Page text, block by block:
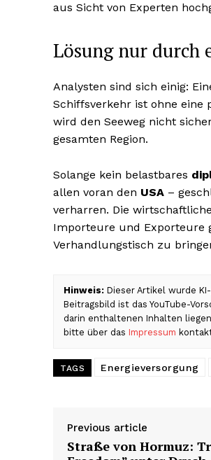
aus Sicht von Experten
Lösung nur durch
Analysten sind sich einig:
Schiffsverkehr ist ohne eine
wird den Seeweg nicht
gesamten Region.
Solange kein belastbares
allen voran den USA –
verharren. Die
Importeure und Exporteure
Verhandlungstisch zu
Hinweis: Dieser Artikel wurde
Beitragsbild ist das YouTube-
darin enthaltenen Inhalten
bitte über das Impressum
TAGS Energieversorgung
Previous article
Straße von Hormuz: